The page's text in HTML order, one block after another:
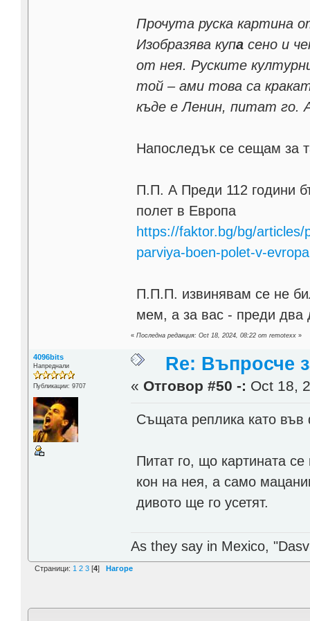
Прочута руска картина
Изобразява купа сено и
от нея. Руските
той – ами това са
къде е Ленин, питат го.
Напоследък се сещам за
П.П. А Преди 112 години
полет в Европа
https://faktor.bg/bg/
parviya-boen-polet-v-evropa
П.П.П. извинявам се не
мем, а за вас - преди два
«Последна редакция: Oct 18, 2024, 08:22 от remotexx »
4096bits
Напреднали
Публикации: 9707
Re: Въпросче
« Отговор #50 -: Oct 18,
Същата реплика като
Питат го, що картината
кон на нея, а само
дивото ще го усетят.
As they say in Mexico,
Страници: 1 2 3 [4] Нагоре